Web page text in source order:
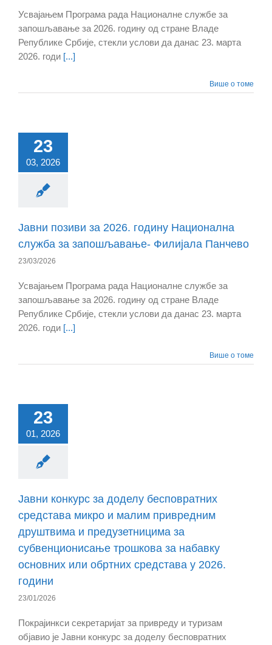
Усвајањем Програма рада Националне службе за
запошљавање за 2026. годину од стране Владе
Републике Србије, стекли услови да данас 23. марта
2026. годи [...]
Више о томе
23
03, 2026
Јавни позиви за 2026. годину Национална
служба за запошљавање- Филијала Панчево
23/03/2026
Усвајањем Програма рада Националне службе за
запошљавање за 2026. годину од стране Владе
Републике Србије, стекли услови да данас 23. марта
2026. годи [...]
Више о томе
23
01, 2026
Јавни конкурс за доделу бесповратних
средстава микро и малим привредним
друштвима и предузетницима за
субвенционисање трошкова за набавку
основних или обртних средстава у 2026.
години
23/01/2026
Покрајинкси секретаријат за привреду и туризам
објавио је Јавни конкурс за доделу бесповратних